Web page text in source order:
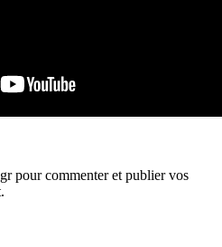
pour commenter et publier vos